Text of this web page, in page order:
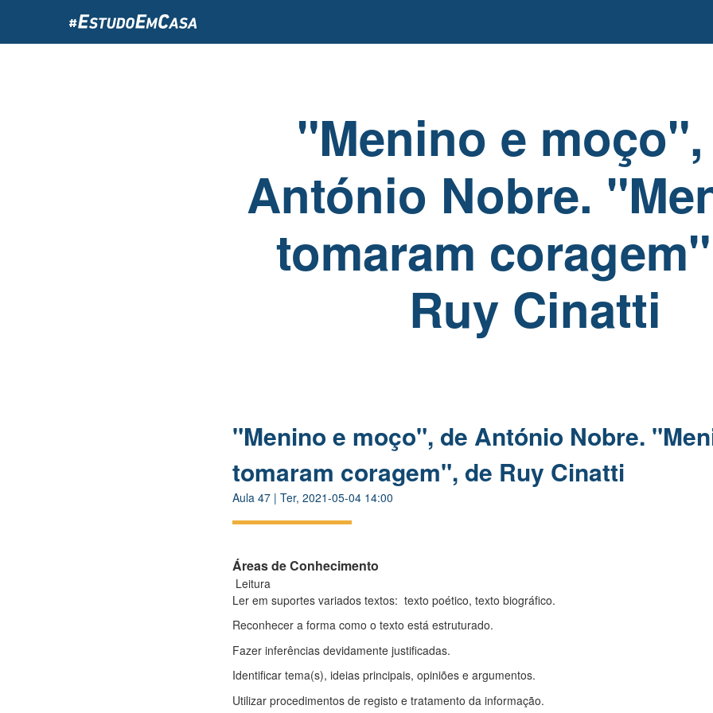
o
"Menino e
António Nobre.
tomaram
Ruy Cinatti
"Menino e moço", de António Nobre.
tomaram coragem", de Ruy Cinatti
Aula 47 | Ter, 2021-05-04 14:00
Áreas de Conhecimento
Leitura
Ler em suportes variados textos: texto poético, texto biográfico.
Reconhecer a forma como o texto está estruturado.
Fazer inferências devidamente justificadas.
Identificar tema(s), ideias principais, opiniões e argumentos.
Utilizar procedimentos de registo e tratamento da informação.